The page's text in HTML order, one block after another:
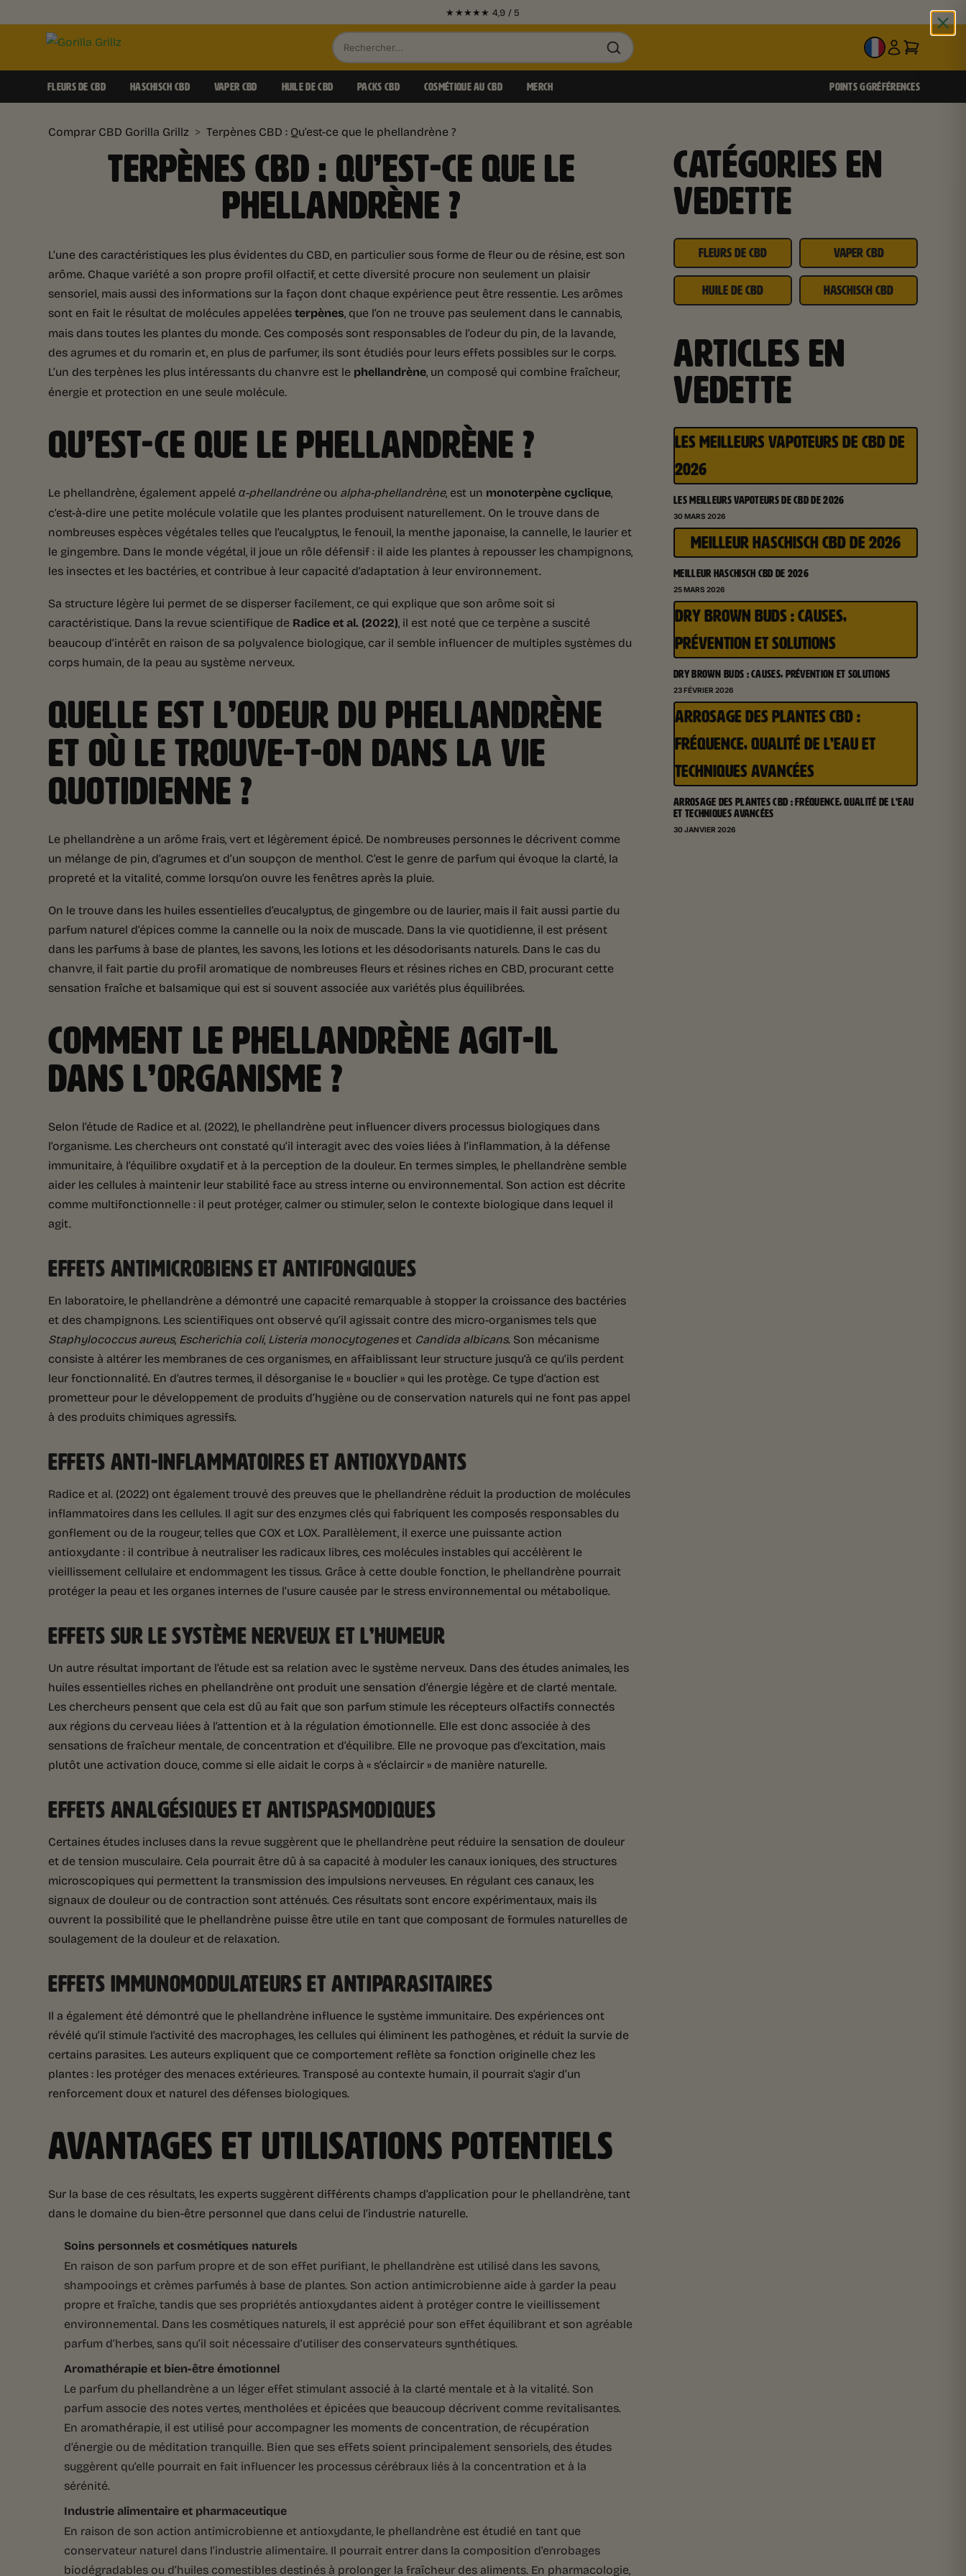
LIVRAISON GRATUITE 24-48H À PARTIR DE 50€.
Recherche
de
produits
FR
FLEURS DE CBD HASCHISCH CBD VAPER CBD HUILE DE CBD PACKS CBD COSMÉTIQUE AU CBD MERCH POINTS GGRÉFÉRENCES
Comprar CBD Gorilla Grillz > Terpènes CBD : Qu’est-ce que le phellandrène ?
TERPÈNES CBD : QU’EST-CE QUE LE
PHELLANDRÈNE ?
L’une des caractéristiques les plus évidentes du CBD, en particulier sous forme de fleur ou de résine, est son
arôme. Chaque variété a son propre profil olfactif, et cette diversité procure non seulement un plaisir
sensoriel, mais aussi des informations sur la façon dont chaque expérience peut être ressentie. Les arômes
sont en fait le résultat de molécules appeléesterpènes, que l’on ne trouve pas seulement dans le cannabis,
mais dans toutes les plantes du monde. Ces composés sont responsables de l’odeur du pin, de la lavande,
des agrumes et du romarin et, en plus de parfumer, ils sont étudiés pour leurs effets possibles sur le corps.
L’un des terpènes les plus intéressants du chanvre est le phellandrène, un composé qui combine fraîcheur,
énergie et protection en une seule molécule.
QU’EST-CE QUE LE PHELLANDRÈNE ?
Le phellandrène, également appelé α-phellandrèneou alpha-phellandrène, est un monoterpène cyclique,
c’est-à-dire une petite molécule volatile que les plantes produisent naturellement. On le trouve dans de
nombreuses espèces végétales telles que l’eucalyptus, le fenouil, la menthe japonaise, la cannelle, le laurier et
le gingembre. Dans le monde végétal, il joue un rôle défensif : il aide les plantes à repousser les champignons,
les insectes et les bactéries, et contribue à leur capacité d’adaptation à leur environnement.
Sa structure légère lui permet de se disperser facilement, ce qui explique que son arôme soit si
caractéristique. Dans la revue scientifique de Radice et al. (2022), il est noté que ce terpène a suscité
beaucoup d’intérêt en raison de sa polyvalence biologique, car il semble influencer de multiples systèmes du
corps humain, de la peau au système nerveux.
QUELLE EST L’ODEUR DU PHELLANDRÈNE
ET OÙ LE TROUVE-T-ON DANS LA VIE
QUOTIDIENNE ?
Le phellandrène a un arôme frais, vert et légèrement épicé. De nombreuses personnes le décrivent comme
un mélange de pin, d’agrumes et d’un soupçon de menthol. C’est le genre de parfum qui évoque la clarté, la
propreté et la vitalité, comme lorsqu’on ouvre les fenêtres après la pluie.
On le trouve dans les huiles essentielles d’eucalyptus, de gingembre ou de laurier, mais il fait aussi partie du
parfum naturel d’épices comme la cannelle ou la noix de muscade. Dans la vie quotidienne, il est présent
dans les parfums à base de plantes, les savons, les lotions et les désodorisants naturels. Dans le cas du
chanvre, il fait partie du profil aromatique de nombreuses fleurs et résines riches en CBD, procurant cette
sensation fraîche et balsamique qui est si souvent associée aux variétés plus équilibrées.
COMMENT LE PHELLANDRÈNE AGIT-IL
DANS L’ORGANISME ?
Selon l’étude de Radice et al. (2022), le phellandrène peut influencer divers processus biologiques dans
l’organisme. Les chercheurs ont constaté qu’il interagit avec des voies liées à l’inflammation, à la défense
immunitaire, à l’équilibre oxydatif et à la perception de la douleur. En termes simples, le phellandrène semble
aider les cellules à maintenir leur stabilité face au stress interne ou environnemental. Son action est décrite
comme multifonctionnelle : il peut protéger, calmer ou stimuler, selon le contexte biologique dans lequel il
agit.
EFFETS ANTIMICROBIENS ET ANTIFONGIQUES
En laboratoire, le phellandrène a démontré une capacité remarquable à stopper la croissance des bactéries
et des champignons. Les scientifiques ont observé qu’il agissait contre des micro-organismes tels que
Staphylococcus aureus, Escherichia coli, Listeria monocytogeneset Candida albicans. Son mécanisme
consiste à altérer les membranes de ces organismes, en affaiblissant leur structure jusqu’à ce qu’ils perdent
leur fonctionnalité. En d’autres termes, il désorganise le « bouclier » qui les protège. Ce type d’action est
prometteur pour le développement de produits d’hygiène ou de conservation naturels qui ne font pas appel
à des produits chimiques agressifs.
EFFETS ANTI-INFLAMMATOIRES ET ANTIOXYDANTS
Radice et al. (2022) ont également trouvé des preuves que le phellandrène réduit la production de molécules
inflammatoires dans les cellules. Il agit sur des enzymes clés qui fabriquent les composés responsables du
gonflement ou de la rougeur, telles que COX et LOX. Parallèlement, il exerce une puissante action
antioxydante : il contribue à neutraliser les radicaux libres, ces molécules instables qui accélèrent le
vieillissement cellulaire et endommagent les tissus. Grâce à cette double fonction, le phellandrène pourrait
protéger la peau et les organes internes de l’usure causée par le stress environnemental ou métabolique.
EFFETS SUR LE SYSTÈME NERVEUX ET L’HUMEUR
Un autre résultat important de l’étude est sa relation avec le système nerveux. Dans des études animales, les
huiles essentielles riches en phellandrène ont produit une sensation d’énergie légère et de clarté mentale.
Les chercheurs pensent que cela est dû au fait que son parfum stimule les récepteurs olfactifs connectés
aux régions du cerveau liées à l’attention et à la régulation émotionnelle. Elle est donc associée à des
sensations de fraîcheur mentale, de concentration et d’équilibre. Elle ne provoque pas d’excitation, mais
plutôt une activation douce, comme si elle aidait le corps à « s’éclaircir » de manière naturelle.
EFFETS ANALGÉSIQUES ET ANTISPASMODIQUES
Certaines études incluses dans la revue suggèrent que le phellandrène peut réduire la sensation de douleur
et de tension musculaire. Cela pourrait être dû à sa capacité à moduler les canaux ioniques, des structures
microscopiques qui permettent la transmission des impulsions nerveuses. En régulant ces canaux, les
signaux de douleur ou de contraction sont atténués. Ces résultats sont encore expérimentaux, mais ils
ouvrent la possibilité que le phellandrène puisse être utile en tant que composant de formules naturelles de
soulagement de la douleur et de relaxation.
EFFETS IMMUNOMODULATEURS ET ANTIPARASITAIRES
Il a également été démontré que le phellandrène influence le système immunitaire. Des expériences ont
révélé qu’il stimule l’activité des macrophages, les cellules qui éliminent les pathogènes, et réduit la survie de
certains parasites. Les auteurs expliquent que ce comportement reflète sa fonction originelle chez les
plantes : les protéger des menaces extérieures. Transposé au contexte humain, il pourrait s’agir d’un
renforcement doux et naturel des défenses biologiques.
AVANTAGES ET UTILISATIONS POTENTIELS
Sur la base de ces résultats, les experts suggèrent différents champs d’application pour le phellandrène, tant
dans le domaine du bien-être personnel que dans celui de l’industrie naturelle.
Soins personnels et cosmétiques naturels
En raison de son parfum propre et de son effet purifiant, le phellandrène est utilisé dans les savons,
shampooings et crèmes parfumés à base de plantes. Son action antimicrobienne aide à garder la peau
propre et fraîche, tandis que ses propriétés antioxydantes aident à protéger contre le vieillissement
environnemental. Dans les cosmétiques naturels, il est apprécié pour son effet équilibrant et son agréable
parfum d’herbes, sans qu’il soit nécessaire d’utiliser des conservateurs synthétiques.
Aromathérapie et bien-être émotionnel
Le parfum du phellandrène a un léger effet stimulant associé à la clarté mentale et à la vitalité. Son
parfum associe des notes vertes, mentholées et épicées que beaucoup décrivent comme revitalisantes.
En aromathérapie, il est utilisé pour accompagner les moments de concentration, de récupération
d’énergie ou de méditation tranquille. Bien que ses effets soient principalement sensoriels, des études
suggèrent qu’elle pourrait en fait influencer les processus cérébraux liés à la concentration et à la
sérénité.
Industrie alimentaire et pharmaceutique
En raison de son action antimicrobienne et antioxydante, le phellandrène est étudié en tant que
conservateur naturel dans l’industrie alimentaire. Il pourrait entrer dans la composition d’enrobages
biodégradables ou d’huiles comestibles destinés à prolonger la fraîcheur des aliments. En pharmacologie,
CATÉGORIES EN
VEDETTE
FLEURS DE CBD VAPER CBD
HUILE DE CBD HASCHISCH CBD
ARTICLES EN
VEDETTE
LES MEILLEURS VAPOTEURS DE CBD DE
2026
LES MEILLEURS VAPOTEURS DE CBD DE 2026
30 MARS 2026
MEILLEUR HASCHISCH CBD DE 2026
MEILLEUR HASCHISCH CBD DE 2026
25 MARS 2026
DRY BROWN BUDS : CAUSES,
PRÉVENTION ET SOLUTIONS
DRY BROWN BUDS : CAUSES, PRÉVENTION ET SOLUTIONS
23 FÉVRIER 2026
ARROSAGE DES PLANTES CBD :
FRÉQUENCE, QUALITÉ DE L’EAU ET
TECHNIQUES AVANCÉES
ARROSAGE DES PLANTES CBD : FRÉQUENCE, QUALITÉ DE L’EAU
ET TECHNIQUES AVANCÉES
30 JANVIER 2026